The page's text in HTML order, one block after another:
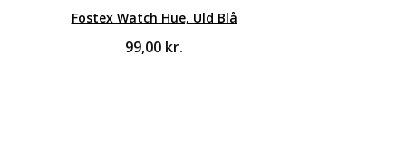
Fostex Watch Hue, Uld Blå
99,00 kr.